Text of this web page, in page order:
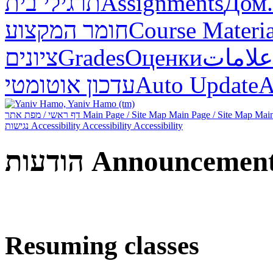
חומר המקצועCourse
ציוניםGradesОценкиعلامات
עדכון אוטומטיAuto Update
Main Page / Site Map Main Page / Site Map
Accessibility Accessibility Accessibility
הודעות
Resuming classes